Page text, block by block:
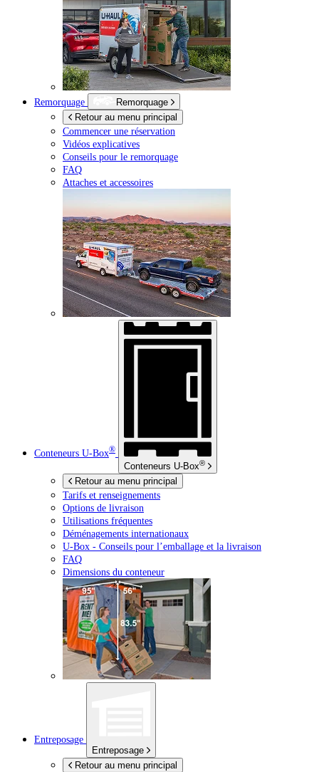
Remorquage
Remorquage
Retour au menu principal
Commencer une réservation
Vidéos explicatives
Conseils pour le remorquage
FAQ
Attaches et accessoires
Conteneurs U-Box®
Conteneurs U-Box®
Retour au menu principal
Tarifs et renseignements
Options de livraison
Utilisations fréquentes
Déménagements internationaux
U-Box - Conseils pour l’emballage et la livraison
FAQ
Dimensions du conteneur
Entreposage
Entreposage
Retour au menu principal